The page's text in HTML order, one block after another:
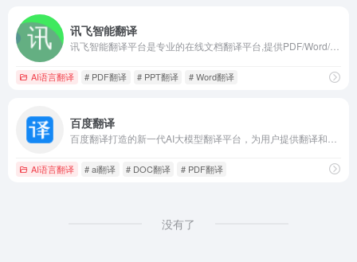
讯飞智能翻译
讯飞智能翻译平台是专业的在线文档翻译平台,提供PDF/Word/Excel/PPT文件翻译、图片识别翻译、在线翻译等服务,支持22种文档格式以及60多种语种和中文互译,译文结果高度还原原文样式排版。涵盖期刊论文、法律、金融、计算机、能源、体育、医疗等多个领域翻译，翻译更精准。
AI语言翻译 # PDF翻译 # PPT翻译 # Word翻译
百度翻译
AI语言翻译 # ai翻译 # DOC翻译 # PDF翻译
没有了